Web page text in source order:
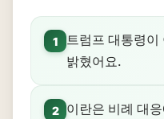
1
트럼프 대통령이
밝혔어요.
2
이란은 비례 대